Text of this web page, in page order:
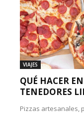
VIAJES
QUÉ HACER
TENEDORES
Pizzas artesanales,